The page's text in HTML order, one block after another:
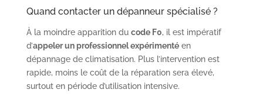
Quand contacter un dépanneur spécialisé ?
À la moindre apparition du code F0, il est impératif
d’appeler un professionnel expérimentéen
dépannage de climatisation. Plus l’intervention est
rapide, moins le coût de la réparation sera élevé,
surtout en période d’utilisation intensive.